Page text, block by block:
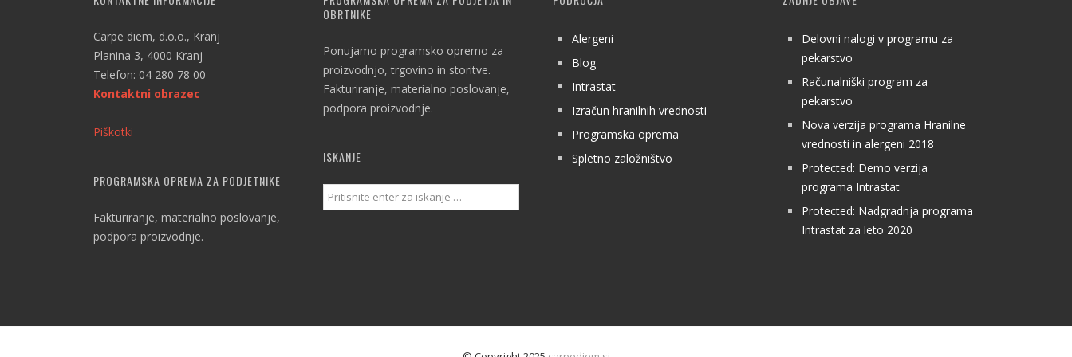
Carpe diem, d.o.o., Kranj
Planina 3, 4000 Kranj
Telefon: 04 280 78 00
Kontaktni obrazec
Piškotki
PROGRAMSKA OPREMA ZA PODJETNIKE
Fakturiranje, materialno poslovanje,
podpora proizvodnje.
OBRTNIKE
Ponujamo programsko opremo za
proizvodnjo, trgovino in storitve.
Fakturiranje, materialno poslovanje,
podpora proizvodnje.
ISKANJE
Alergeni
Blog
Intrastat
Izračun hranilnih vrednosti
Programska oprema
Spletno založništvo
Delovni nalogi v programu za
pekarstvo
Računalniški program za
pekarstvo
Nova verzija programa Hranilne
vrednosti in alergeni 2018
Protected: Demo verzija
programa Intrastat
Protected: Nadgradnja programa
Intrastat za leto 2020